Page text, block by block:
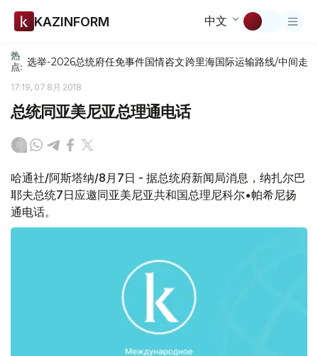
KAZINFORM 中文
热
点: 选举-2026总统府任免事件国情咨文跨里海国际运输路线/中间走廊
17:19, 07 8月 2018
总统同亚美尼亚总理通电话
哈通社/阿斯塔纳/8月7日 - 据总统府新闻局消息，纳扎尔巴
耶夫总统7日应邀同亚美尼亚共和国总理尼科尔•帕希尼扬
通电话。